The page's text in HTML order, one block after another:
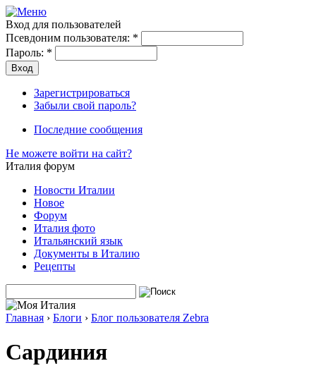
Вход для пользователей
Псевдоним пользователя: *
Пароль: *
Зарегистрироваться
Забыли свой пароль?
Последние сообщения
Не можете войти на сайт?
Италия форум
Новости Италии
Новое
Форум
Италия фото
Итальянский язык
Документы в Италию
Рецепты
Главная › Блоги › Блог пользователя Zebra
Сардиния